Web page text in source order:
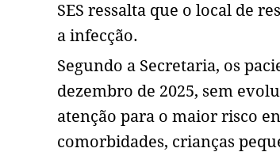
SES ressalta que o local de
a infecção.
Segundo a Secretaria, os
dezembro de 2025, sem
atenção para o maior risco
comorbidades, crianças